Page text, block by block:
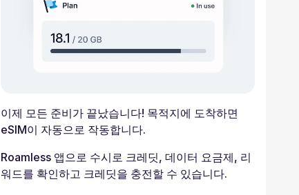
이제 모든 준비가 끝났습니다! 목적지에 도착하면
eSIM이 자동으로 작동합니다.
Roamless 앱으로 수시로 크레딧, 데이터 요금제, 리
워드를 확인하고 크레딧을 충전할 수 있습니다.